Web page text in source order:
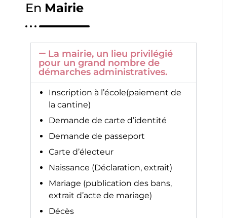
En Mairie
La mairie, un lieu privilégié
pour un grand nombre de
démarches administratives.
Inscription à l’école(paiement de
la cantine)
Demande de carte d’identité
Demande de passeport
Carte d’électeur
Naissance (Déclaration, extrait)
Mariage (publication des bans,
extrait d’acte de mariage)
Décès